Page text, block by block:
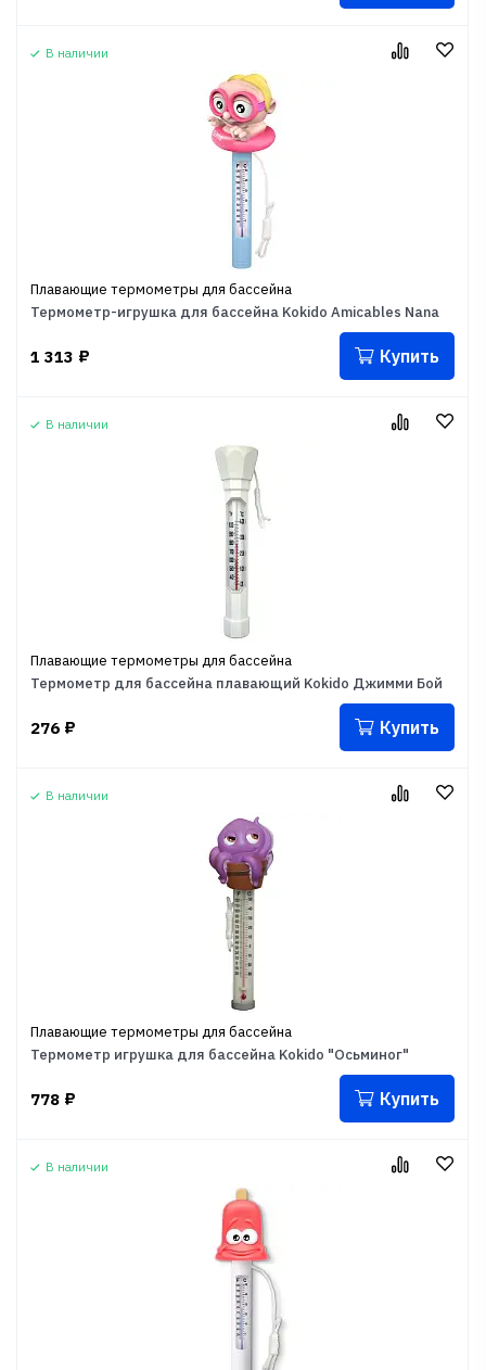
В наличии
Плавающие термометры для бассейна
Термометр-игрушка для бассейна Kokido Amicables Nana
1 313 ₽ Купить
В наличии
Плавающие термометры для бассейна
Термометр для бассейна плавающий Kokido Джимми Бой
276 ₽ Купить
В наличии
Плавающие термометры для бассейна
Термометр игрушка для бассейна Kokido "Осьминог"
778 ₽ Купить
В наличии